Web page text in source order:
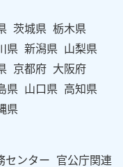
茨城県 栃木県
県 新潟県 山梨県
京都府 大阪府
県 山口県 高知県
県
センター
官公庁関連